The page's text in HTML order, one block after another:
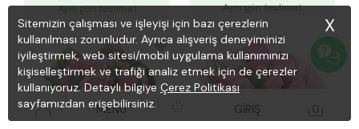
MENÜ GİRİŞ 0
Aynı gün teslimat Aynı gün teslimat
Sitemizin çalışması ve işleyişi için bazı çerezlerin
kullanılması zorunludur. Ayrıca alışveriş deneyiminizi
iyileştirmek, web sitesi/mobil uygulama kullanımınızı
kişiselleştirmek ve trafiği analiz etmek için de çerezler
kullanıyoruz. Detaylı bilgiye Çerez Politikası
sayfamızdan erişebilirsiniz.
X